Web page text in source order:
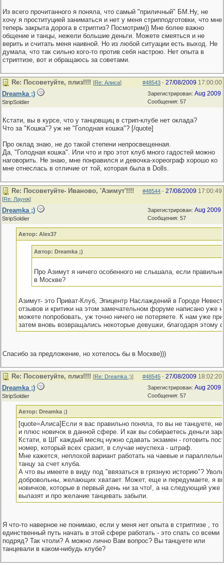
Из всего прочитанного я поняла, что самый "приличный" БМ.Ну, не
хочу я проституцией заниматься и нет у меня стрипподготовки, что мне
теперь закрыта дорога в стриптиз? Посмотрим)) Мне более важно
общение и танцы, нежели большие деньги. Можете смеяться и не
верить и считать меня наивной. Но из любой ситуации есть выход. Не
думала, что так сильно кого-то против себя настрою. Нет опыта в
стриптизе, вот и обращаюсь за советами.
#48543 - 27/08/2009 17:00:00
Re: Посоветуйте, плиз!!!! [Re: Алиса]
Зарегистрирован: Aug 2009
Сообщения: 57
Dreamka ;)
StripSoldier
Кстати, вы в курсе, что у танцовщиц в стрип-клубе нет оклада?
Что за "Кошка"? уж не "Голодная кошка"? [/quote]
Про оклад знаю, не до такой степени непросвещенная.
Да, "Голодная кошка". Или что и про этот клуб много гадостей можно
наговорить. Не знаю, мне понравился и девочка-хореограф хорошо ко
мне отнеслась в отличие от той, которая была в Dolls.
#48544 - 27/08/2009 17:00:49
Re: Посоветуйте- Иваново, 'Азимут'!!!!
[Re: Лаунж]
Зарегистрирован: Aug 2009
Сообщения: 57
Dreamka ;)
StripSoldier
Автор: Alex37
Автор: Dreamka ;)
Про Азимут я ничего особенного не слышала, если
в Москве?
Азимут- это Приват-Клуб, Эпицентр Наслаждений в Городе
отзывов и критики на этом замечательном форуме написано уже
можете попробовать, уж точно ничего не потеряете. К нам уже
затем вновь возвращались некоторые девушки, благодаря этому
Спасибо за предложение, но хотелось бы в Москве)))
#48545 - 27/08/2009 18:02:20
Re: Посоветуйте, плиз!!!! [Re: Dreamka ;)]
Зарегистрирован: Aug 2009
Сообщения: 57
Dreamka ;)
StripSoldier
Автор: Dreamka ;)
[quote=Алиса]Если я вас правильно поняла, то вы не танцуете, не
и плюс новичок в данной сфере. И как вы собираетесь деньги
Кстати, в ШГ каждый месяц нужно сдавать экзамен - готовить
номер, который всех сразит, в случае неуспеха - штраф.
Мне кажется, неплохой вариант работать на чаевые и
танцу за счет клуба.
А что вы имеете в виду под "ввязаться в грязную историю"?
добровольны, желающих хватает. Может, еще и передумаете, я
новичков, которые в первый день ни за что!, а на следующий уже
вылазят и про желание танцевать забыли.
Я что-то наверное не понимаю, если у меня нет опыта в стриптизе , то
единственный путь начать в этой сфере работать - это спать со всеми
подряд? Так чтоли? А можно лично Вам вопрос? Вы танцуете или
танцевали в каком-нибудь клубе?